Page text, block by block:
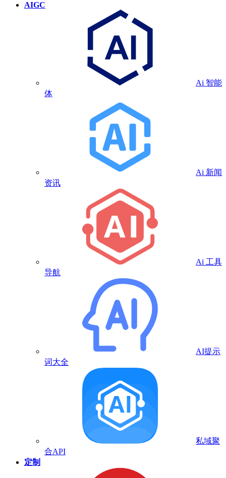
AIGC
Ai 智能
体
Ai 新闻
资讯
Ai 工具
导航
AI提示
词大全
私域聚
合API
定制